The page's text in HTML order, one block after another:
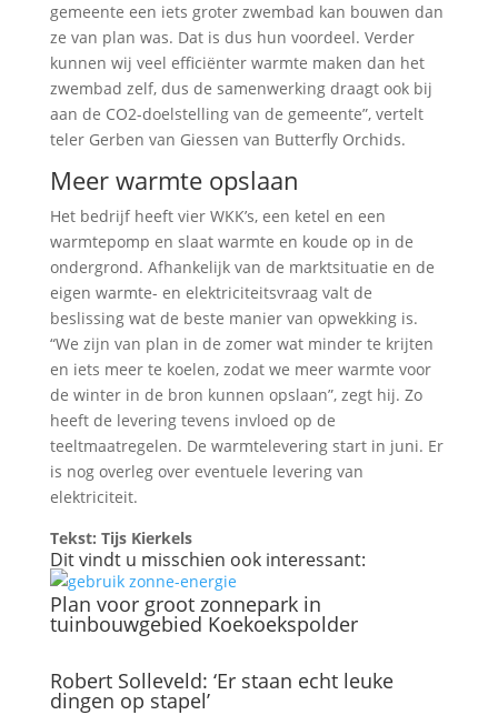
gemeente een iets groter zwembad kan bouwen dan
ze van plan was. Dat is dus hun voordeel. Verder
kunnen wij veel efficiënter warmte maken dan het
zwembad zelf, dus de samenwerking draagt ook bij
aan de CO2-doelstelling van de gemeente”, vertelt
teler Gerben van Giessen van Butterfly Orchids.
Meer warmte opslaan
Het bedrijf heeft vier WKK’s, een ketel en een
warmtepomp en slaat warmte en koude op in de
ondergrond. Afhankelijk van de marktsituatie en de
eigen warmte- en elektriciteitsvraag valt de
beslissing wat de beste manier van opwekking is.
“We zijn van plan in de zomer wat minder te krijten
en iets meer te koelen, zodat we meer warmte voor
de winter in de bron kunnen opslaan”, zegt hij. Zo
heeft de levering tevens invloed op de
teeltmaatregelen. De warmtelevering start in juni. Er
is nog overleg over eventuele levering van
elektriciteit.
Tekst: Tijs Kierkels
Dit vindt u misschien ook interessant:
Plan voor groot zonnepark in
tuinbouwgebied Koekoekspolder
Robert Solleveld: ‘Er staan echt leuke
dingen op stapel’